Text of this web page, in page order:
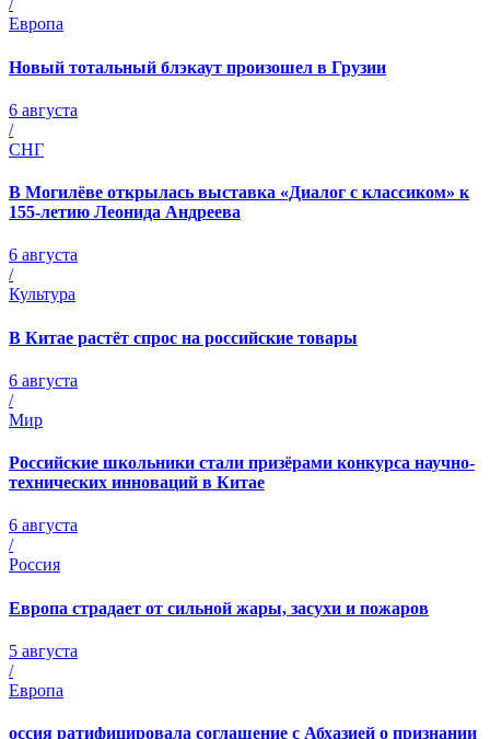
/
Европа
Новый тотальный блэкаут произошел в Грузии
6 августа
/
СНГ
В Могилёве открылась выставка «Диалог с классиком» к
155-летию Леонида Андреева
6 августа
/
Культура
В Китае растёт спрос на российские товары
6 августа
/
Мир
Российские школьники стали призёрами конкурса научно-
технических инноваций в Китае
6 августа
/
Россия
Европа страдает от сильной жары, засухи и пожаров
5 августа
/
Европа
оссия ратифицировала соглашение с Абхазией о признании